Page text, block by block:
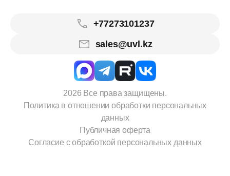
+77273101237
sales@uvl.kz
2026 Все права защищены.
Политика в отношении обработки персональных
данных
Публичная оферта
Согласие с обработкой персональных данных